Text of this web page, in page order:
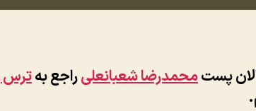
پستمحمدرضا شعبانعلیراجع بهترس